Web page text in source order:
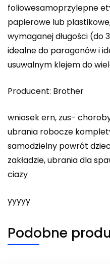
foliowesamoprzylepne
papierowe lub
wymaganej długości
idealne do paragonów i
usuwalnym klejem do
Producent: Brother
wniosek ern, zus-
ubrania robocze
samodzielny powrót
zakładzie, ubrania dla
ciazy
yyyyy
Podobne